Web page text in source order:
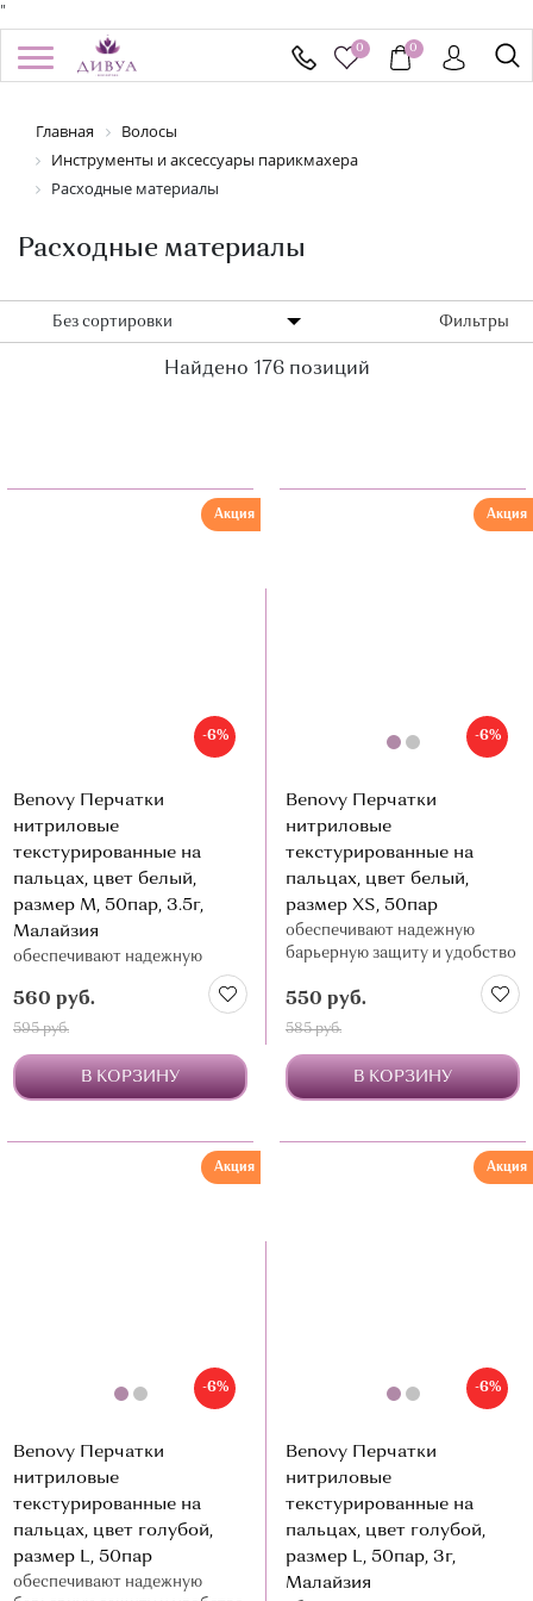
"
0 0
КАТАЛОГ
БРЕНДЫ
УСПЕЙ КУПИТЬ
ДОСТАВКА И ОПЛАТА
Здравствуйте! Что вы ищете?
Главная
Волосы
Инструменты и аксессуары парикмахера
Расходные материалы
Расходные материалы
Фильтры
Без сортировки
Найдено 176 позиций
-6%
Акция
Benovy Перчатки
нитриловые
текстурированные на
пальцах, цвет белый,
размер M, 50пар, 3.5г,
Малайзия
обеспечивают надежную
барьерную защиту и удобство
в работе
560 руб.
595 руб.
В КОРЗИНУ
-6%
Акция
Benovy Перчатки
нитриловые
текстурированные на
пальцах, цвет белый,
размер XS, 50пар
обеспечивают надежную
барьерную защиту и удобство
550 руб.
585 руб.
В КОРЗИНУ
-6%
Акция
Benovy Перчатки
нитриловые
текстурированные на
пальцах, цвет голубой,
размер L, 50пар
обеспечивают надежную
-6%
Акция
Benovy Перчатки
нитриловые
текстурированные на
пальцах, цвет голубой,
размер L, 50пар, 3г,
Малайзия